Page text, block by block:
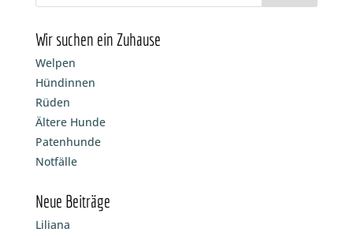
Wir suchen ein Zuhause
Welpen
Hündinnen
Rüden
Ältere Hunde
Patenhunde
Notfälle
Neue Beiträge
Liliana